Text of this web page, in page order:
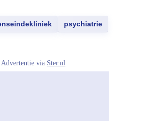
psychiatrie
Advertentie via Ster.nl